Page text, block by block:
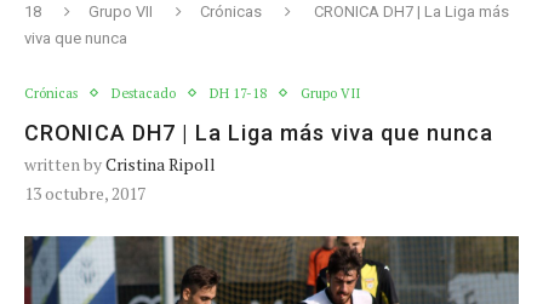
18
Grupo VII Crónicas
CRONICA DH7 | La Liga más
viva que nunca
Crónicas Destacado DH 17-18 Grupo VII
CRONICA DH7 | La Liga más viva que nunca
written byCristina Ripoll
13 octubre, 2017